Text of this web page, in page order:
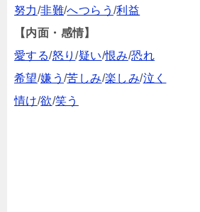
努力/非難/へつらう/利益
【内面・感情】
愛する/怒り/疑い/恨み/恐れ
希望/嫌う/苦しみ/楽しみ/泣く
情け/欲/笑う